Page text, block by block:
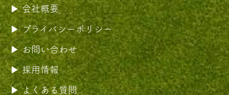
会社概要
プライバシーポリシー
お問い合わせ
採用情報
よくある質問